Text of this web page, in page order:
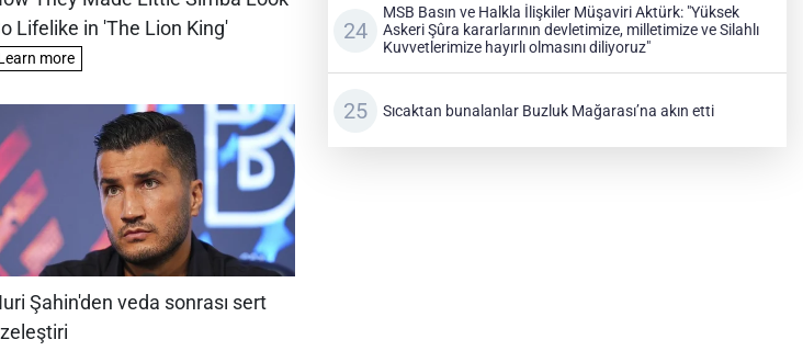
MSB Basın ve Halkla İlişkiler Müşaviri Aktürk: "Yüksek
Askeri Şûra kararlarının devletimize, milletimize ve Silahlı
Kuvvetlerimize hayırlı olmasını diliyoruz"
Sıcaktan bunalanlar Buzluk Mağarası’na akın etti